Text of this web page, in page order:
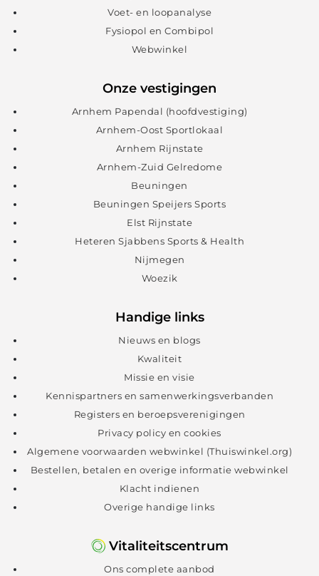
Voet- en loopanalyse
Fysiopol en Combipol
Webwinkel
Onze vestigingen
Arnhem Papendal (hoofdvestiging)
Arnhem-Oost Sportlokaal
Arnhem Rijnstate
Arnhem-Zuid Gelredome
Beuningen
Beuningen Speijers Sports
Elst Rijnstate
Heteren Sjabbens Sports & Health
Nijmegen
Woezik
Handige links
Nieuws en blogs
Kwaliteit
Missie en visie
Kennispartners en samenwerkingsverbanden
Registers en beroepsverenigingen
Privacy policy en cookies
Algemene voorwaarden webwinkel (Thuiswinkel.org)
Bestellen, betalen en overige informatie webwinkel
Klacht indienen
Overige handige links
Vitaliteitscentrum
Ons complete aanbod